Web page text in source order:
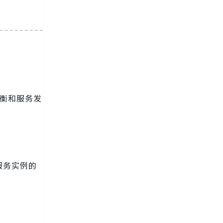
和服务发
实例的